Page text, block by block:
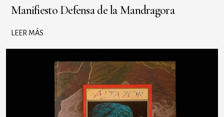
Manifiesto Defensa de la Mandragora
LEER MÁS